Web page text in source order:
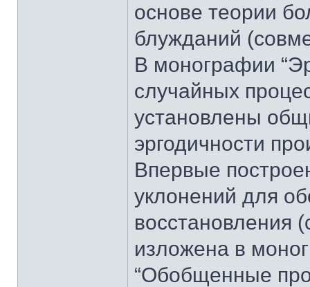
основе теории
блужданий
В монографии
случайных
установлены
эргодичности
Впервые
уклонений для
восстановления
изложена в
“Обобщенные